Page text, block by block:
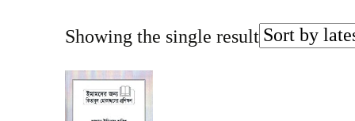
Showing the single result